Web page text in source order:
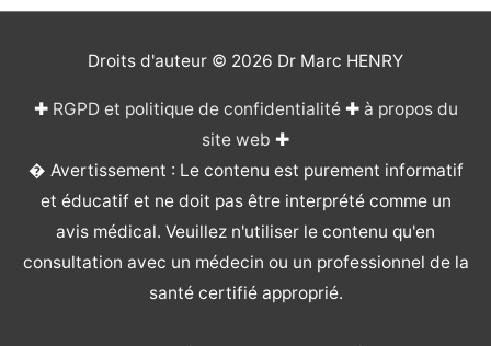
Droits d'auteur © 2026 Dr Marc HENRY
✚ RGPD et politique de confidentialité✚ à propos du
site web ✚
� Avertissement : Le contenu est purement informatif
et éducatif et ne doit pas être interprété comme un
avis médical. Veuillez n'utiliser le contenu qu'en
consultation avec un médecin ou un professionnel de la
santé certifié approprié.